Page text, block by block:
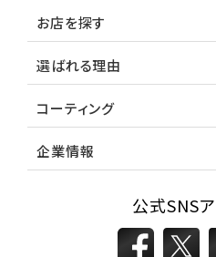
S660
ステーションワゴン
レヴ
お店を探す
選ばれる理由
コーティング
企業情報
公式SNS